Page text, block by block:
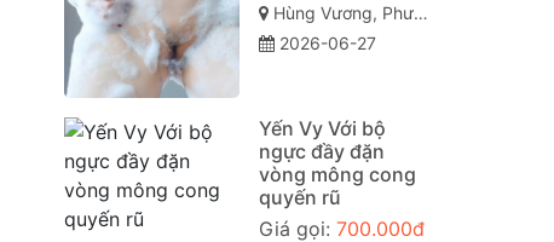
Hùng Vương, Phường 9, Tuy Hòa, Phú Yên
2026-06-27
Yến Vy Với bộ
ngực đầy đặn
vòng mông cong
quyến rũ
Giá gọi: 700.000đ